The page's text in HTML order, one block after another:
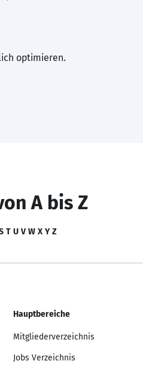
optimieren.
A bis Z
T U V W X Y Z
Hauptbereiche
Mitgliederverzeichnis
Jobs Verzeichnis